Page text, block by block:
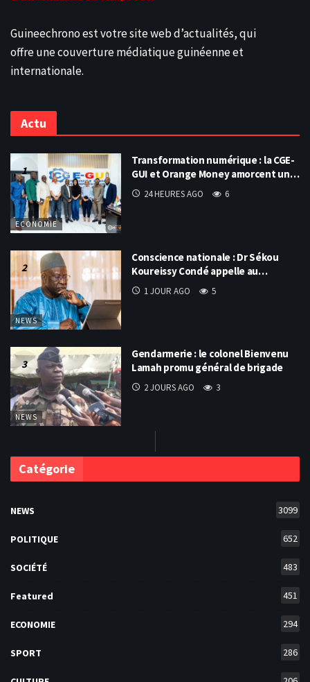
Guineechrono est votre site web d’actualités, qui
offre une couverture médiatique guinéenne et
internationale.
Actu
ECONOMIE
Transformation numérique : la CGE-
GUI et Orange Money amorcent un…
24 HEURES AGO 6
NEWS
Conscience nationale : Dr Sékou
Koureissy Condé appelle au…
1 JOUR AGO 5
NEWS
Gendarmerie : le colonel Bienvenu
Lamah promu général de brigade
2 JOURS AGO 3
Catégorie
NEWS 3099
POLITIQUE 652
SOCIÉTÉ 483
Featured 451
ECONOMIE 294
SPORT 286